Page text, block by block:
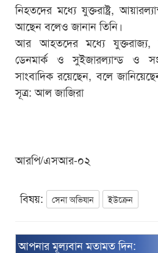
নিহতদের মধ্যে যুক্তরাষ্ট্র,
আছেন বলেও জানান তিনি।
আর আহতদের মধ্যে যুক্তরাজ্য,
ডেনমার্ক ও সুইজারল্যান্ড ও
সাংবাদিক রয়েছেন, বলে
সূত্র: আল জাজিরা
আরপি/এসআর-০২
বিষয়: সেনা অভিযান ইউক্রেন
আপনার মূল্যবান মতামত দিন: